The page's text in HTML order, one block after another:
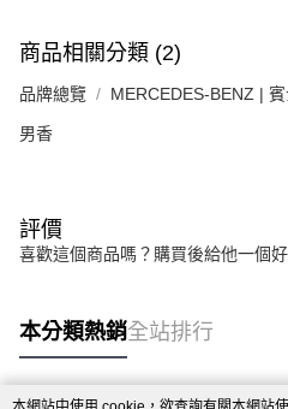
商品相關分類 (2)
品牌總覽 MERCEDES-BENZ |
男香
評價
喜歡這個商品嗎？購買後給他一個
本分類熱銷全站排行